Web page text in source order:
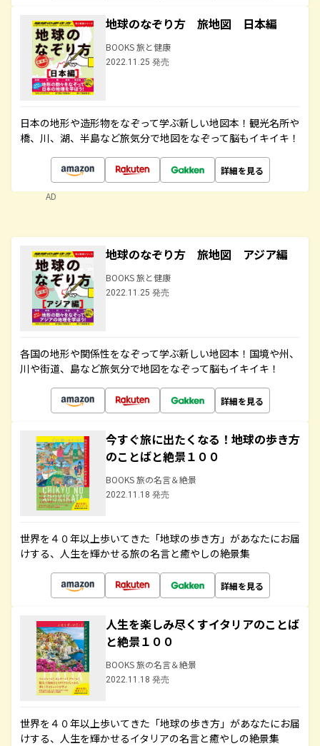
地球のなぞり方 旅地図 日本編
BOOKS 旅と健康
2022.11.25 発売
日本の地形や造形物をなぞって学ぶ新しい地図本！観光名所や
橋、川、湖、半島など旅気分で地図をなぞって脳もイキイキ！
詳細を見る
AD
地球のなぞり方 旅地図 アジア編
BOOKS 旅と健康
2022.11.25 発売
各国の地形や関係性をなぞって学ぶ新しい地図本！国境や州、
川や街道、島など旅気分で地図をなぞって脳もイキイキ！
詳細を見る
今すぐ旅に出たくなる！地球の歩き方
のことばと絶景１００
BOOKS 旅の名言＆絶景
2022.11.18 発売
世界を４０年以上歩いてきた「地球の歩き方」があなたにお届
けする、人生を輝かせる旅の名言と癒やしの絶景集
詳細を見る
人生を楽しみ尽くすイタリアのことば
と絶景１００
BOOKS 旅の名言＆絶景
2022.11.18 発売
世界を４０年以上歩いてきた「地球の歩き方」があなたにお届
けする、人生を輝かせるイタリアの名言と癒やしの絶景集